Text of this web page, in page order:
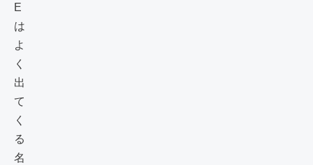
E
は
よ
く
出
て
く
る
名